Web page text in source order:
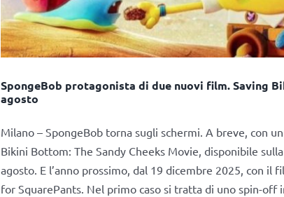
SpongeBob protagonista di due nuovi film. Saving
agosto
Milano – SpongeBob torna sugli schermi. A breve, con
Bikini Bottom: The Sandy Cheeks Movie, disponibile
agosto. E l’anno prossimo, dal 19 dicembre 2025, con il
for SquarePants. Nel primo caso si tratta di uno spin-off